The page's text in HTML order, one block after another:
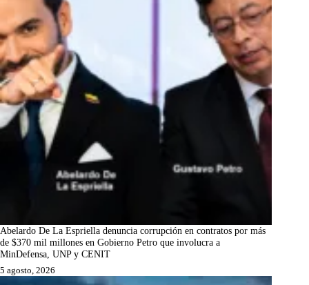
Abelardo De La Espriella denuncia corrupción en contratos por más
de $370 mil millones en Gobierno Petro que involucra a
MinDefensa, UNP y CENIT
5 agosto, 2026